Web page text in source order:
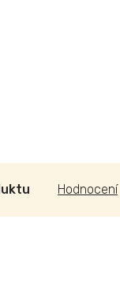
Hodnocení